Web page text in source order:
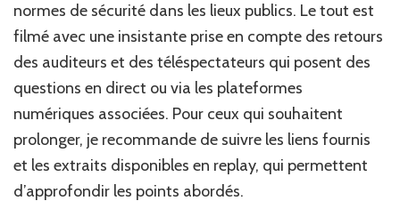
normes de sécurité dans les lieux publics. Le tout est
filmé avec une insistante prise en compte des retours
des auditeurs et des téléspectateurs qui posent des
questions en direct ou via les plateformes
numériques associées. Pour ceux qui souhaitent
prolonger, je recommande de suivre les liens fournis
et les extraits disponibles en replay, qui permettent
d’approfondir les points abordés.